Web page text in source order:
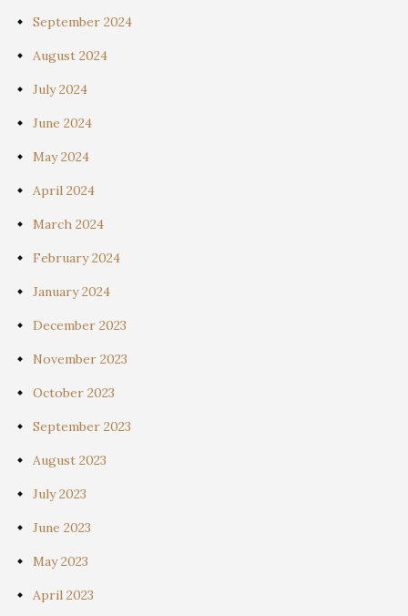
September 2024
August 2024
July 2024
June 2024
May 2024
April 2024
March 2024
February 2024
January 2024
December 2023
November 2023
October 2023
September 2023
August 2023
July 2023
June 2023
May 2023
April 2023